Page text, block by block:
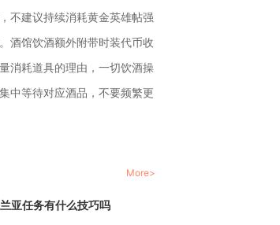
不建议持续消耗黄金英雄帖强
酒馆饮酒额外附带时装代币收
消耗道具的理由，一切饮酒操
中等待对应酒品，不要频繁更
More>
亚任务有什么技巧吗